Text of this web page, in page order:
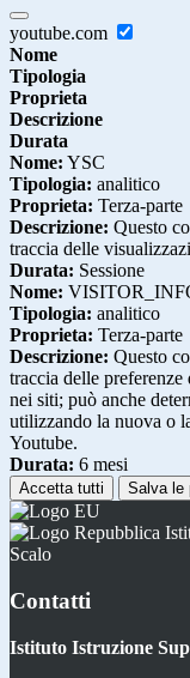
youtube.com
Nome
Tipologia
Proprieta
Descrizione
Durata
Nome: YSC
Tipologia: analitico
Proprieta: Terza-parte
Descrizione: Questo
traccia delle
Durata: Sessione
Nome:
Tipologia: analitico
Proprieta: Terza-parte
Descrizione: Questo
traccia delle
nei siti; può anche
utilizzando la nuova o
Youtube.
Durata: 6 mesi
Accetta tutti Salva le
Scalo
Contatti
Istituto Istruzione